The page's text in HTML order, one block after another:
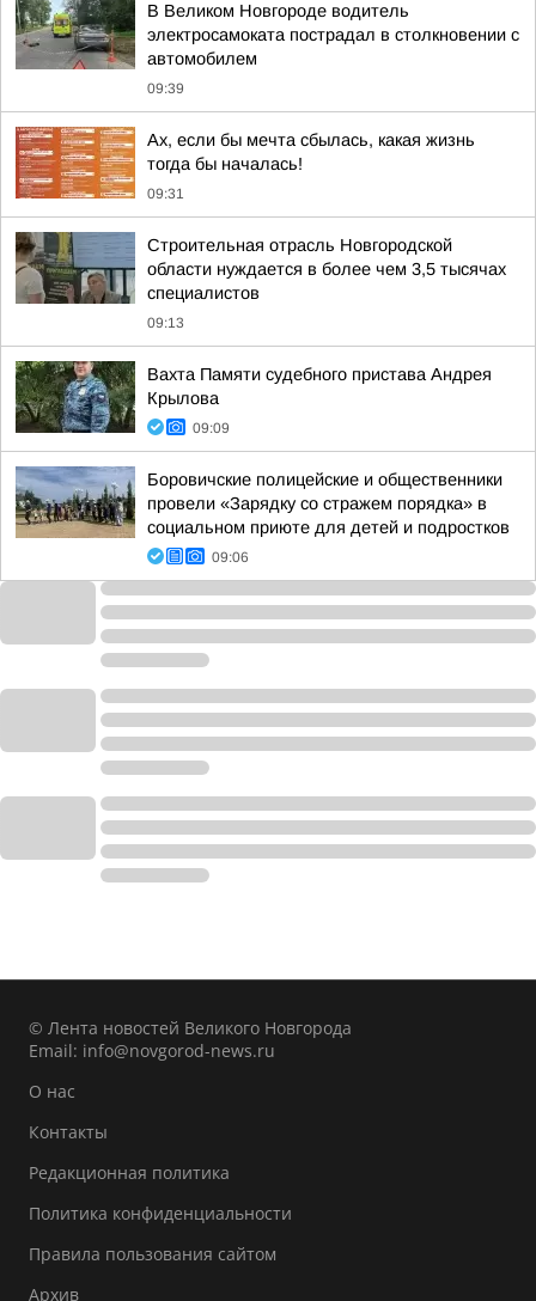
В Великом Новгороде водитель
электросамоката пострадал в столкновении с
автомобилем
09:39
Ах, если бы мечта сбылась, какая жизнь
тогда бы началась!
09:31
Строительная отрасль Новгородской
области нуждается в более чем 3,5 тысячах
специалистов
09:13
Вахта Памяти судебного пристава Андрея
Крылова
09:09
Боровичские полицейские и общественники
провели «Зарядку со стражем порядка» в
социальном приюте для детей и подростков
09:06
© Лента новостей Великого Новгорода
Email: info@novgorod-news.ru
О нас
Контакты
Редакционная политика
Политика конфиденциальности
Правила пользования сайтом
Архив